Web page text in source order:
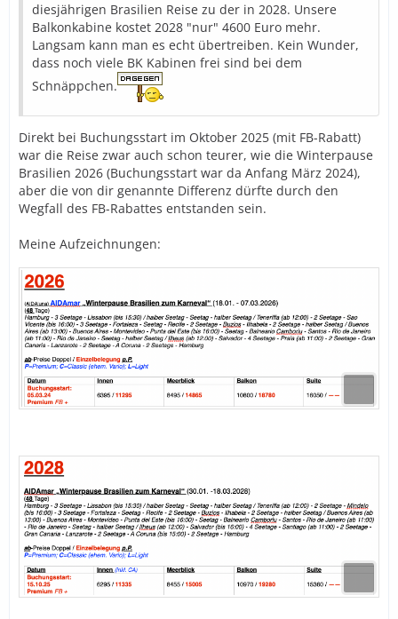
diesjährigen Brasilien Reise zu der in 2028. Unsere
Balkonkabine kostet 2028 "nur" 4600 Euro mehr.
Langsam kann man es echt übertreiben. Kein Wunder,
dass noch viele BK Kabinen frei sind bei dem
Schnäppchen.
Direkt bei Buchungsstart im Oktober 2025 (mit FB-Rabatt)
war die Reise zwar auch schon teurer, wie die Winterpause
Brasilien 2026 (Buchungsstart war da Anfang März 2024),
aber die von dir genannte Differenz dürfte durch den
Wegfall des FB-Rabattes entstanden sein.
Meine Aufzeichnungen: